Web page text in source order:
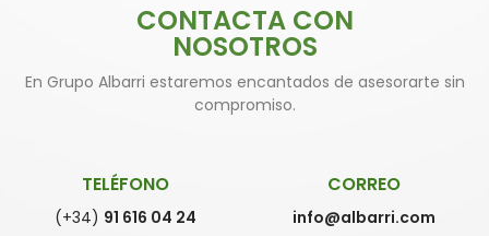
CONTACTA CON
NOSOTROS
En Grupo Albarri estaremos encantados de asesorarte sin
compromiso.
TELÉFONO
(+34) 91 616 04 24
CORREO
info@albarri.com